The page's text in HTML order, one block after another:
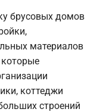
брусовых домов
материалов
коттеджи
строений